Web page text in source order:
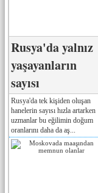
Rusya'da yalnız
yaşayanların
sayısı
Rusya'da tek kişiden oluşan
hanelerin sayısı hızla artarken
uzmanlar bu eğilimin doğum
oranlarını daha da aş...